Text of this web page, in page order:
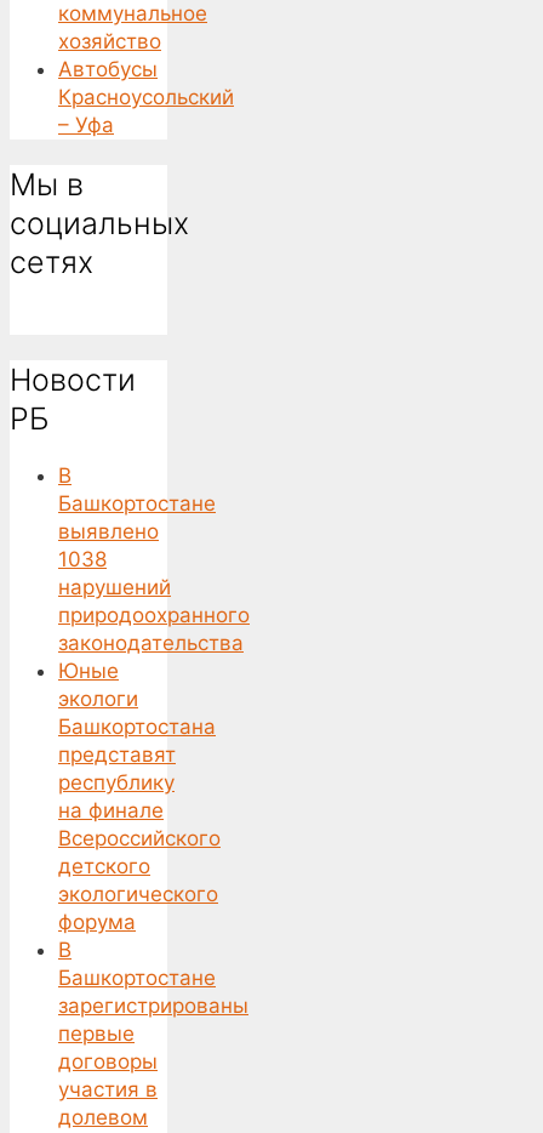
коммунальное
хозяйство
Автобусы
Красноусольский
– Уфа
Мы в
социальных
сетях
Новости
РБ
В
Башкортостане
выявлено
1038
нарушений
природоохранного
законодательства
Юные
экологи
Башкортостана
представят
республику
на финале
Всероссийского
детского
экологического
форума
В
Башкортостане
зарегистрированы
первые
договоры
участия в
долевом